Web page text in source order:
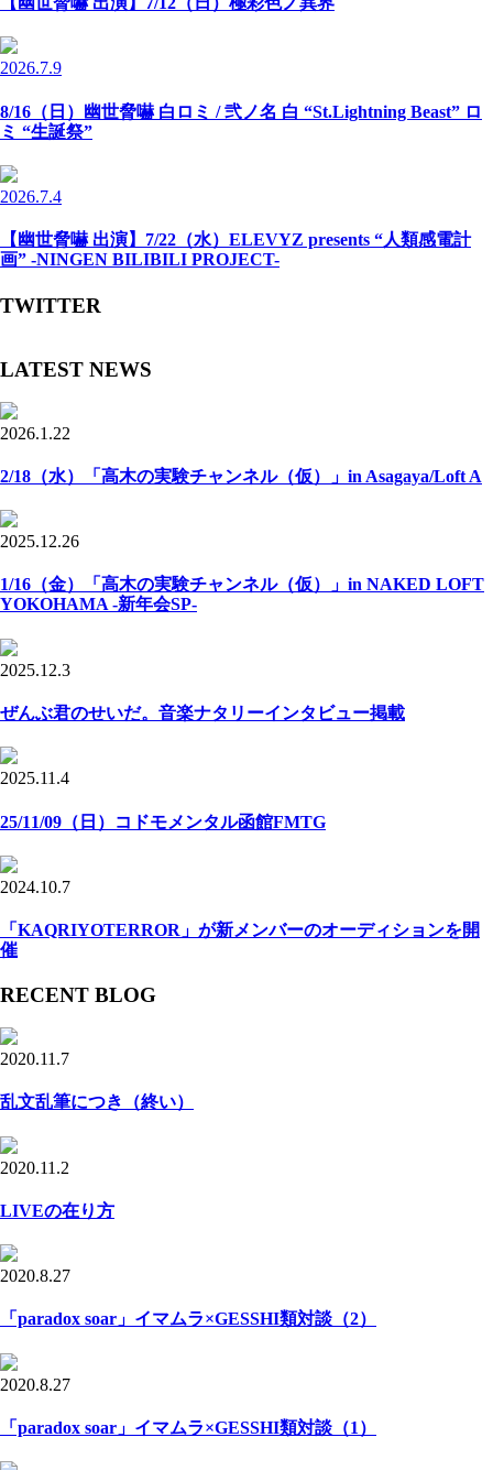
2026.7.9
8/16（日）幽世脅嚇 白ロミ / 弐ノ名 白 “St.Lightning Beast” ロ
ミ “生誕祭”
2026.7.4
【幽世脅嚇 出演】7/22（水）ELEVYZ presents “人類感電計
画” -NINGEN BILIBILI PROJECT-
TWITTER
LATEST NEWS
2026.1.22
2/18（水）「高木の実験チャンネル（仮）」in Asagaya/Loft A
2025.12.26
1/16（金）「高木の実験チャンネル（仮）」in NAKED LOFT
YOKOHAMA -新年会SP-
2025.12.3
ぜんぶ君のせいだ。音楽ナタリーインタビュー掲載
2025.11.4
25/11/09（日）コドモメンタル函館FMTG
2024.10.7
「KAQRIYOTERROR」が新メンバーのオーディションを開
催
RECENT BLOG
2020.11.7
乱文乱筆につき（終い）
2020.11.2
LIVEの在り方
2020.8.27
「paradox soar」イマムラ×GESSHI類対談（2）
2020.8.27
「paradox soar」イマムラ×GESSHI類対談（1）